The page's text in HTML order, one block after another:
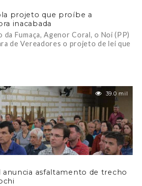
projeto que proíbe a
inacabada
Fumaça, Agenor Coral, o Noi (PP)
de Vereadores o projeto de lei que
39.0 mil
anuncia asfaltamento de trecho